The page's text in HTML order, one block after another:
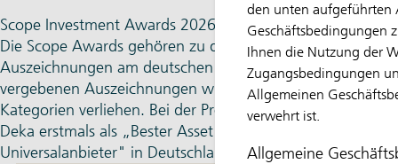
den unten aufgeführten
Geschäftsbedingungen
Ihnen die Nutzung der
Zugangsbedingungen
Allgemeinen
verwehrt ist.
Allgemeine
Scope Investment Awards 2026
Die Scope Awards gehören zu den traditions­reichsten
Auszeichnungen am deutschen Markt. Die seit 2005
vergebenen Auszeichnungen wurden dieses Mal in 58
Kategorien verliehen. Bei der Preisverleihung wurde die
Deka erstmals als „Bester Asset Manager
Universalanbieter" in Deutschland ausgezeichnet.